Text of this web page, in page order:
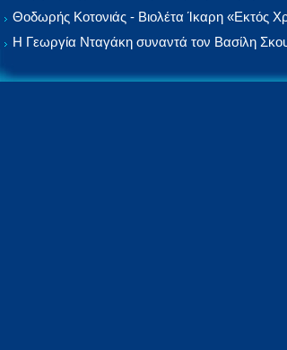
Θοδωρής Κοτονιάς - Βιολέτα Ίκαρη «Εκτός
Η Γεωργία Νταγάκη συναντά τον Βασίλη